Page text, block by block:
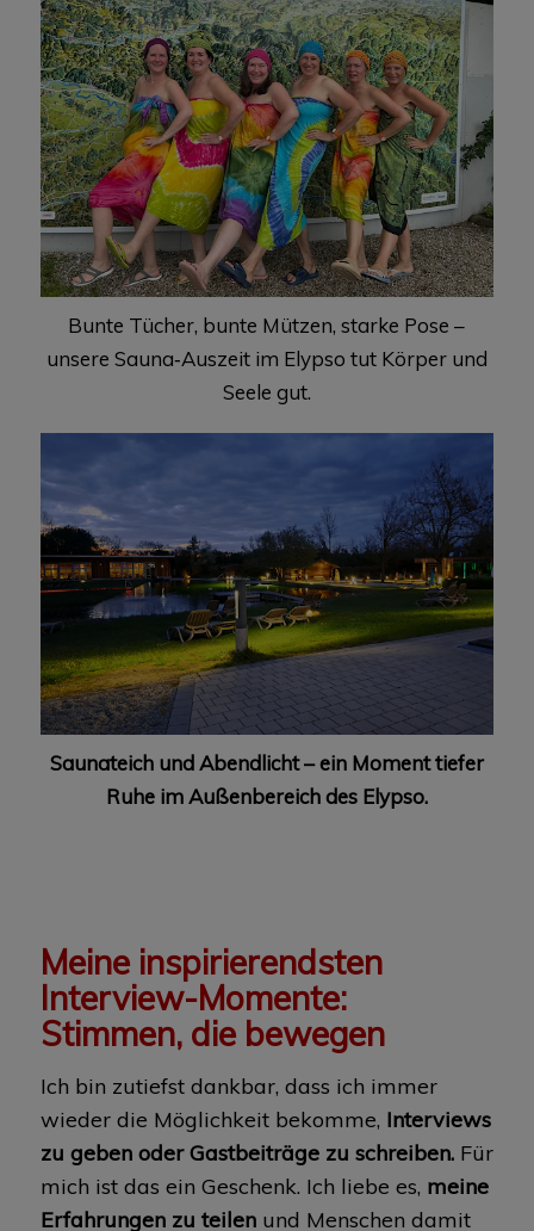
Bunte Tücher, bunte Mützen, starke Pose –
unsere Sauna‑Auszeit im Elypso tut Körper und
Seele gut.
Saunateich und Abendlicht – ein Moment tiefer
Ruhe im Außenbereich des Elypso.
Meine inspirierendsten
Interview-Momente:
Stimmen, die bewegen
Ich bin zutiefst dankbar, dass ich immer
wieder die Möglichkeit bekomme, Interviews
zu geben oder Gastbeiträge zu schreiben.Für
mich ist das ein Geschenk. Ich liebe es, meine
Erfahrungen zu teilen und Menschen damit